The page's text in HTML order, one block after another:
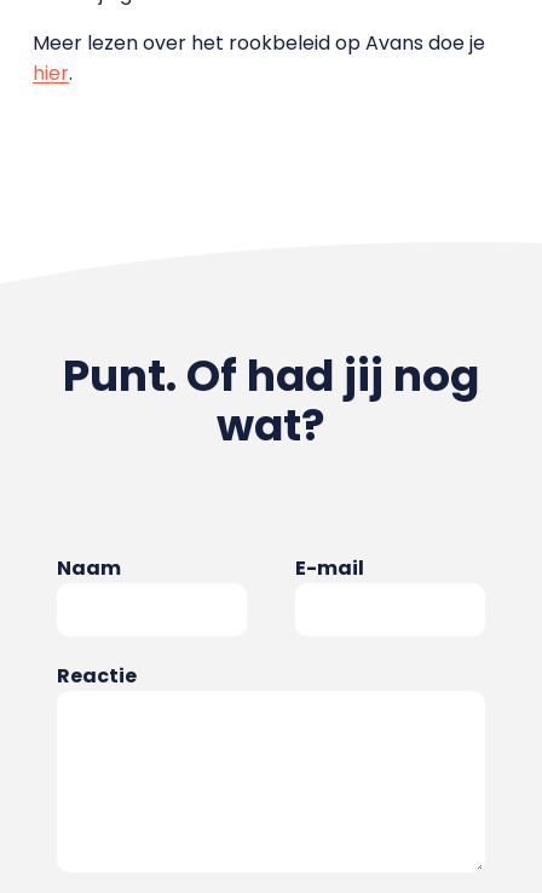
Meer lezen over het rookbeleid op Avans doe je
hier.
Punt. Of had jij nog
wat?
Naam E-mail
Reactie